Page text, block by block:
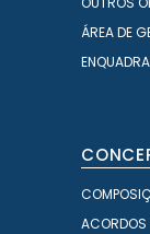
ÁREA DE
ACORDOS